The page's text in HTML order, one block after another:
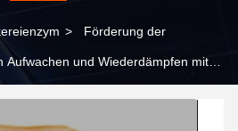
> Förderung der
Aufwachen und Wiederdämpfen mit